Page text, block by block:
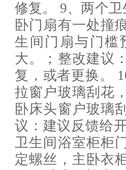
修复。 9、两个
卧门扇有一处撞
生间门扇与门槛
大。；整改建议
复，或者更换。
拉窗户玻璃刮花
卧床头窗户玻璃
议：建议反馈给
卫生间浴室柜柜
定螺丝，主卧衣